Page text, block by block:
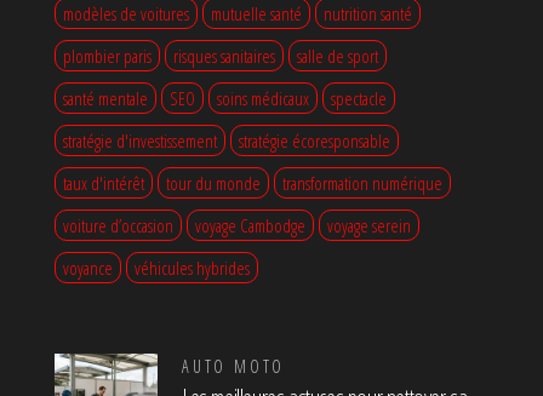
modèles de voitures
mutuelle santé
nutrition santé
plombier paris
risques sanitaires
salle de sport
santé mentale
SEO soins médicaux
spectacle
stratégie d'investissement
stratégie écoresponsable
taux d'intérêt
tour du monde
transformation numérique
voiture d’occasion
voyage Cambodge
voyage serein
voyance
véhicules hybrides
AUTO MOTO